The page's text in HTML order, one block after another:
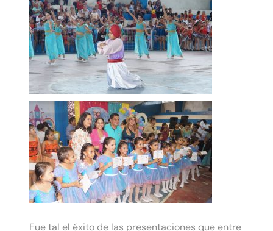
Fue tal el éxito de las presentaciones que entre